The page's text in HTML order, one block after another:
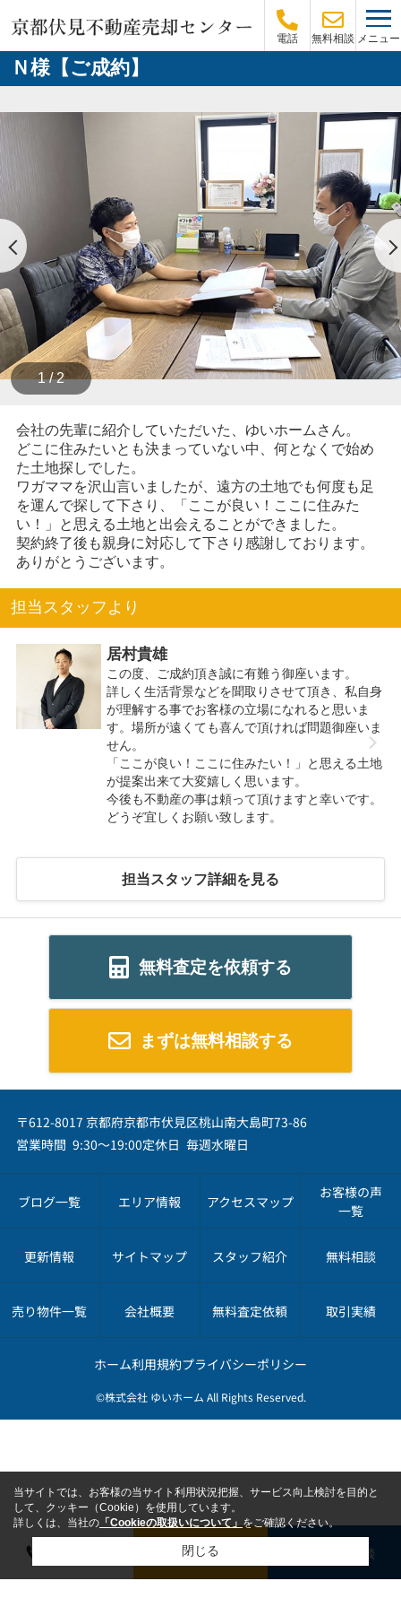
電話 無料相談 メニュー
Ｎ様【ご成約】
1 / 2
会社の先輩に紹介していただいた、ゆいホームさん。
どこに住みたいとも決まっていない中、何となくで始め
た土地探しでした。
ワガママを沢山言いましたが、遠方の土地でも何度も足
を運んで探して下さり、「ここが良い！ここに住みた
い！」と思える土地と出会えることができました。
契約終了後も親身に対応して下さり感謝しております。
ありがとうございます。
担当スタッフより
居村貴雄
この度、ご成約頂き誠に有難う御座います。
詳しく生活背景などを聞取りさせて頂き、私自身
が理解する事でお客様の立場になれると思いま
す。場所が遠くても喜んで頂ければ問題御座いま
せん。
「ここが良い！ここに住みたい！」と思える土地
が提案出来て大変嬉しく思います。
今後も不動産の事は頼って頂けますと幸いです。
どうぞ宜しくお願い致します。
担当スタッフ詳細を見る
無料査定を依頼する
まずは無料相談する
〒612-8017 京都府京都市伏見区桃山南大島町73-86
営業時間 9:30～19:00定休日 毎週水曜日
ブログ一覧 エリア情報 アクセスマップ
お客様の声
一覧
更新情報 サイトマップ スタッフ紹介 無料相談
売り物件一覧 会社概要 無料査定依頼 取引実績
ホーム利用規約プライバシーポリシー
©株式会社 ゆいホーム All Rights Reserved.
無料で査定依頼 無料で相談
当サイトでは、お客様の当サイト利用状況把握、サービス向上検討を目的と
して、クッキー（Cookie）を使用しています。
詳しくは、当社の 「Cookieの取扱いについて」をご確認ください。
閉じる